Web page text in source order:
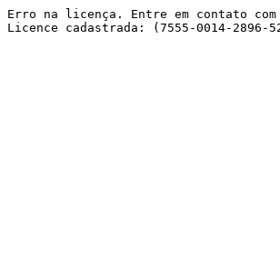
Erro na licença. Entre em contato com
Licence cadastrada: (7555-0014-2896-